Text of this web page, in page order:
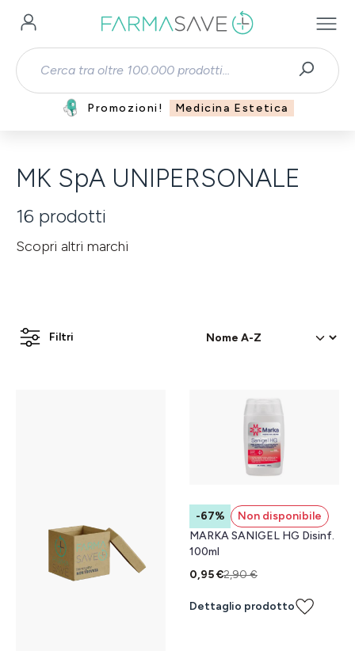
Passa al contenuto principale
Promozioni! Medicina Estetica
MK SpA UNIPERSONALE
16 prodotti
Scopri altri marchi
Filtri
-67%
Non disponibile
MARKA SANIGEL HG Disinf.
100ml
0,95 €2,90 €
Dettaglio prodotto